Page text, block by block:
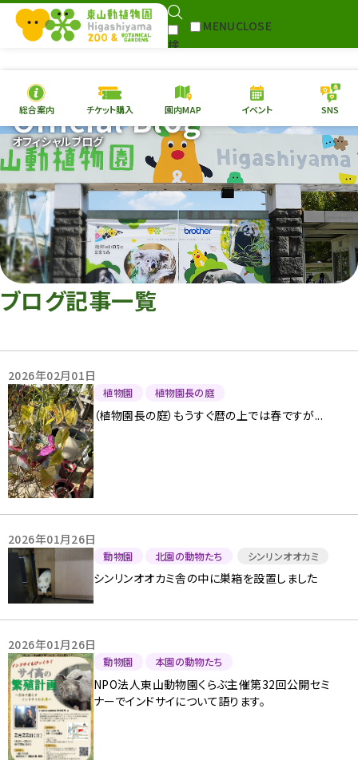
検
MENUCLOSE
本日の開園情報 チケ
園内MAP イベント
総合案内
動物園 植物園
再生プラン
東山動植物園
への支援
Follow
総合案内 チケット購入 園内MAP イベント SNS
オフィシャルブログ
Official Blog
ブログ記事一覧
2026年02月01日
植物園 植物園長の庭
（植物園長の庭）もうすぐ暦の上では春ですが...
2026年01月26日
動物園 北園の動物たち シンリンオオカミ
シンリンオオカミ舎の中に巣箱を設置しました
2026年01月26日
動物園 本園の動物たち
NPO法人東山動物園くらぶ主催第32回公開セミ
ナーでインドサイについて語ります。